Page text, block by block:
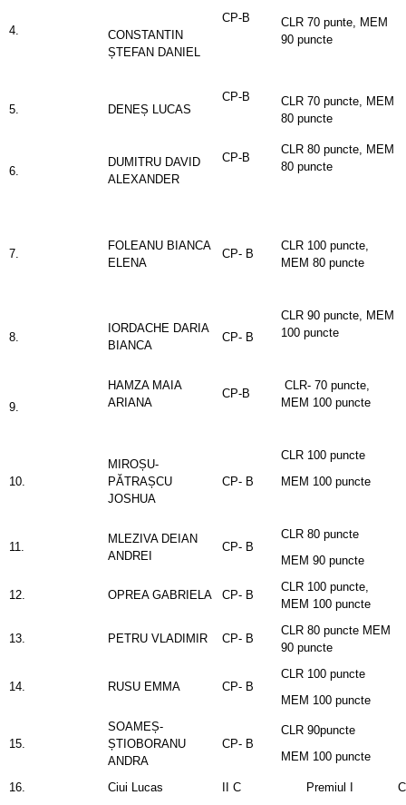
4.
CONSTANTIN
ȘTEFAN DANIEL
CP-B
CLR 70 punte, MEM
90 puncte
5. DENEȘ LUCAS
CP-B
CLR 70 puncte, MEM
80 puncte
6.
DUMITRU DAVID
ALEXANDER
CP-B
CLR 80 puncte, MEM
80 puncte
7.
FOLEANU BIANCA
ELENA
CP- B
CLR 100 puncte,
MEM 80 puncte
8.
IORDACHE DARIA
BIANCA
CP- B
CLR 90 puncte, MEM
100 puncte
9.
HAMZA MAIA
ARIANA
CP-B
CLR- 70 puncte,
MEM 100 puncte
10.
MIROȘU-
PĂTRAȘCU
JOSHUA
CP- B
CLR 100 puncte
MEM 100 puncte
11.
MLEZIVA DEIAN
ANDREI
CP- B
CLR 80 puncte
MEM 90 puncte
12. OPREA GABRIELA CP- B
CLR 100 puncte,
MEM 100 puncte
13. PETRU VLADIMIR CP- B
CLR 80 puncte MEM
90 puncte
14. RUSU EMMA CP- B
CLR 100 puncte
MEM 100 puncte
15.
SOAMEȘ-
ȘTIOBORANU
ANDRA
CP- B
CLR 90puncte
MEM 100 puncte
16. Ciui Lucas II C Premiul I